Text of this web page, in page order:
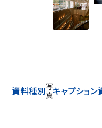
資料種別写
真キャプション